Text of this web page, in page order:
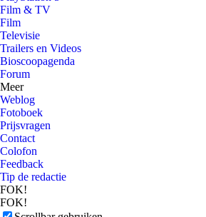
Film & TV
Film
Televisie
Trailers en Videos
Bioscoopagenda
Forum
Meer
Weblog
Fotoboek
Prijsvragen
Contact
Colofon
Feedback
Tip de redactie
FOK!
FOK!